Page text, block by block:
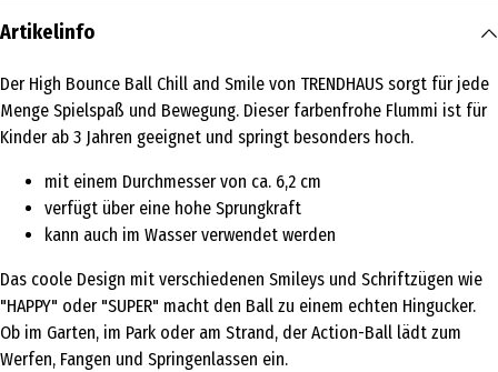
Artikelinfo
Der High Bounce Ball Chill and Smile von TRENDHAUS sorgt für jede
Menge Spielspaß und Bewegung. Dieser farbenfrohe Flummi ist für
Kinder ab 3 Jahren geeignet und springt besonders hoch.
mit einem Durchmesser von ca. 6,2 cm
verfügt über eine hohe Sprungkraft
kann auch im Wasser verwendet werden
Das coole Design mit verschiedenen Smileys und Schriftzügen wie
"HAPPY" oder "SUPER" macht den Ball zu einem echten Hingucker.
Ob im Garten, im Park oder am Strand, der Action-Ball lädt zum
Werfen, Fangen und Springenlassen ein.